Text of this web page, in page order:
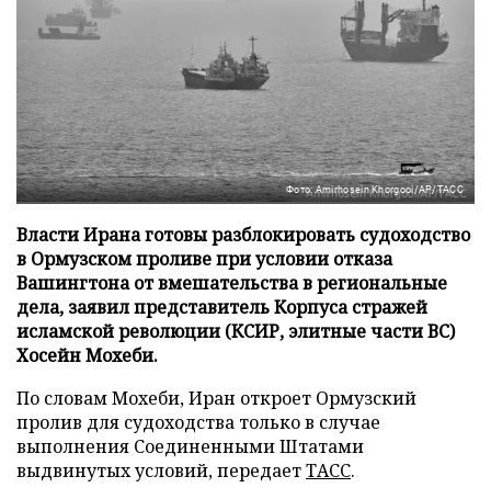
Фото: Amirhosein Khorgooi/AP/ТАСС
Власти Ирана готовы разблокировать судоходство
в Ормузском проливе при условии отказа
Вашингтона от вмешательства в региональные
дела, заявил представитель Корпуса стражей
исламской революции (КСИР, элитные части ВС)
Хосейн Мохеби.
По словам Мохеби, Иран откроет Ормузский
пролив для судоходства только в случае
выполнения Соединенными Штатами
выдвинутых условий, передаетТАСС.